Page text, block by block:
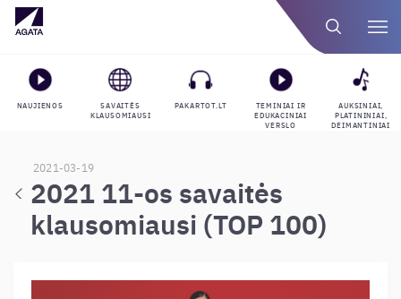
NAUJIENOS
SAVAITĖS
KLAUSOMIAUSI
PAKARTOT.LT
TEMINIAI IR
EDUKACINIAI
VERSLO
AUKSINIAI,
PLATININIAI,
DEIMANTINIAI
2021-03-19
2021 11-os savaitės
klausomiausi (TOP 100)